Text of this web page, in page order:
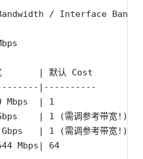
/ Interface
| 默认 Cost
|----------
Mbps  | 1
| 1 (需调参考带宽!)
| 1 (需调参考带宽!)
Mbps| 64